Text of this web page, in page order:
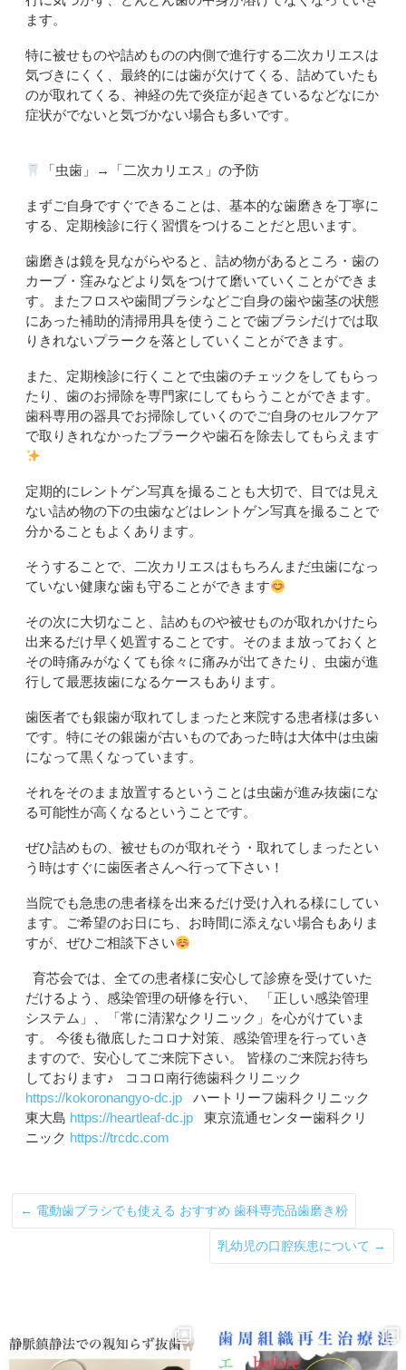
ます。
特に被せものや詰めものの内側で進行する二次カリエスは
気づきにくく、最終的には歯が欠けてくる、詰めていたも
のが取れてくる、神経の先で炎症が起きているなどなにか
症状がでないと気づかない場合も多いです。
「虫歯」 → 「二次カリエス」の予防
まずご自身ですぐできることは、基本的な歯磨きを丁寧に
する、定期検診に行く習慣をつけることだと思います。
歯磨きは鏡を見ながらやると、詰め物があるところ・歯の
カーブ・窪みなどより気をつけて磨いていくことができま
す。またフロスや歯間ブラシなどご自身の歯や歯茎の状態
にあった補助的清掃用具を使うことで歯ブラシだけでは取
りきれないプラークを落としていくことができます。
また、定期検診に行くことで虫歯のチェックをしてもらっ
たり、歯のお掃除を専門家にしてもらうことができます。
歯科専用の器具でお掃除していくのでご自身のセルフケア
で取りきれなかったプラークや歯石を除去してもらえます
定期的にレントゲン写真を撮ることも大切で、目では見え
ない詰め物の下の虫歯などはレントゲン写真を撮ることで
分かることもよくあります。
そうすることで、二次カリエスはもちろんまだ虫歯になっ
ていない健康な歯も守ることができます
その次に大切なこと、詰めものや被せものが取れかけたら
出来るだけ早く処置することです。そのまま放っておくと
その時痛みがなくても徐々に痛みが出てきたり、虫歯が進
行して最悪抜歯になるケースもあります。
歯医者でも銀歯が取れてしまったと来院する患者様は多い
です。特にその銀歯が古いものであった時は大体中は虫歯
になって黒くなっています。
それをそのまま放置するということは虫歯が進み抜歯にな
る可能性が高くなるということです。
ぜひ詰めもの、被せものが取れそう・取れてしまったとい
う時はすぐに歯医者さんへ行って下さい！
当院でも急患の患者様を出来るだけ受け入れる様にしてい
ます。ご希望のお日にち、お時間に添えない場合もありま
すが、ぜひご相談下さい
育芯会では、全ての患者様に安心して診療を受けていた
だけるよう、感染管理の研修を行い、 「正しい感染管理
システム」、「常に清潔なクリニック」を心がけていま
す。 今後も徹底したコロナ対策、感染管理を行っていき
ますので、安心してご来院下さい。 皆様のご来院お待ち
しております♪ ココロ南行徳歯科クリニック
https://kokoronangyo-dc.jp ハートリーフ歯科クリニック
東大島 https://heartleaf-dc.jp 東京流通センター歯科クリ
ニック https://trcdc.com
← 電動歯ブラシでも使える おすすめ 歯科専売品歯磨き粉
乳幼児の口腔疾患について →